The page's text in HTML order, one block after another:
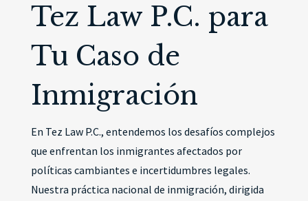
Tez Law P.C. para
Tu Caso de
Inmigración
En Tez Law P.C., entendemos los desafíos complejos
que enfrentan los inmigrantes afectados por
políticas cambiantes e incertidumbres legales.
Nuestra práctica nacional de inmigración, dirigida